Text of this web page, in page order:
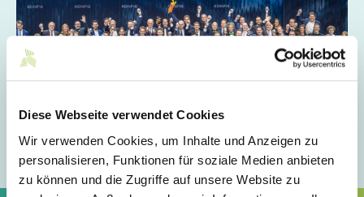
Diese Webseite verwendet Cookies
Wir verwenden Cookies, um Inhalte und Anzeigen zu
personalisieren, Funktionen für soziale Medien anbieten
zu können und die Zugriffe auf unsere Website zu
©VAUDE